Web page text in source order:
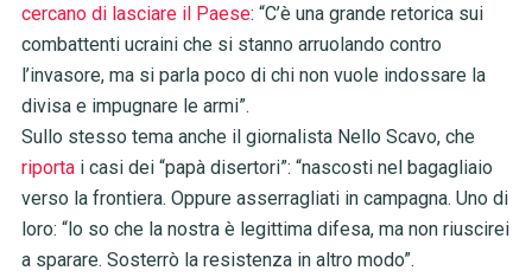
cercano di lasciare il Paese: “C’è una grande retorica sui
combattenti ucraini che si stanno arruolando contro
l’invasore, ma si parla poco di chi non vuole indossare la
divisa e impugnare le armi”.
Sullo stesso tema anche il giornalista Nello Scavo, che
riportai casi dei “papà disertori”: “nascosti nel bagagliaio
verso la frontiera. Oppure asserragliati in campagna. Uno di
loro: “lo so che la nostra è legittima difesa, ma non riuscirei
a sparare. Sosterrò la resistenza in altro modo”.